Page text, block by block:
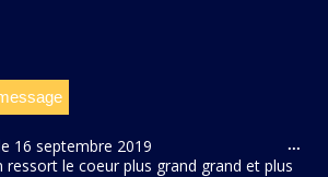
16 septembre 2019
le coeur plus grand grand et plus
...